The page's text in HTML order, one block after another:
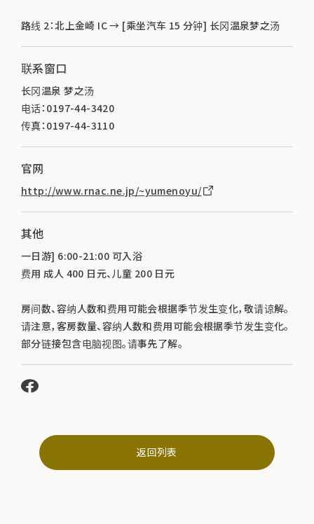
路线 2：北上金崎 IC → [乘坐汽车 15 分钟] 长冈温泉梦之汤
联系窗口
长冈温泉 梦之汤
电话：0197-44-3420
传真：0197-44-3110
官网
http://www.rnac.ne.jp/~yumenoyu/
其他
一日游] 6:00-21:00 可入浴
费用 成人 400 日元、儿童 200 日元
房间数、容纳人数和费用可能会根据季节发生变化，敬请谅解。
请注意，客房数量、容纳人数和费用可能会根据季节发生变化。
部分链接包含电脑视图。请事先了解。
返回列表